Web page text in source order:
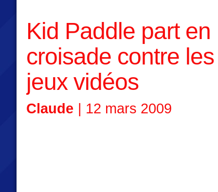
Kid Paddle part en
croisade contre les
jeux vidéos
Claude | 12 mars 2009